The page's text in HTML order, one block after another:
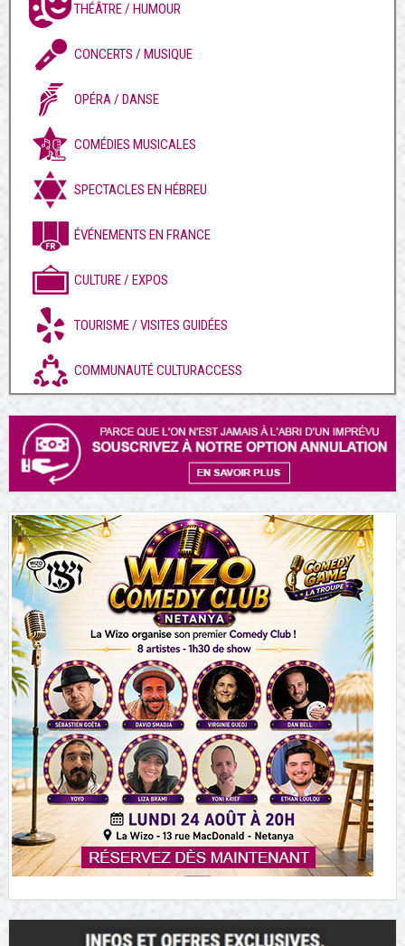
THÉÂTRE / HUMOUR
CONCERTS / MUSIQUE
OPÉRA / DANSE
COMÉDIES MUSICALES
SPECTACLES EN HÉBREU
ÉVÉNEMENTS EN FRANCE
CULTURE / EXPOS
TOURISME / VISITES GUIDÉES
COMMUNAUTÉ CULTURACCESS